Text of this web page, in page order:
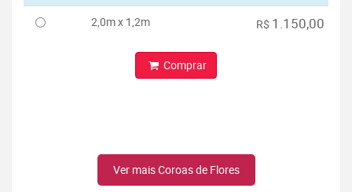
2,0m x 1,2m R$ 1.150,00
Comprar
Ver mais Coroas de Flores